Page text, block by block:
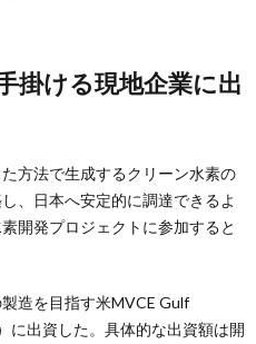
方法で生成するクリーン水素の
、日本へ安定的に調達できるよ
開発プロジェクトに参加すると
造を目指す米MVCE Gulf
に出資した。具体的な出資額は開